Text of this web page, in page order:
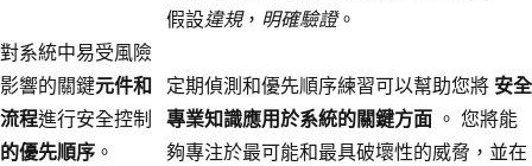
對系統中易受風險
影響的關鍵元件和
流程進行安全控制
的優先順序 。
假設違規， 明確驗證。
定期偵測和優先順序練習可以幫助您將 安全
專業知識應用於系統的關鍵方面 。 您將能
夠專注於最可能和最具破壞性的威脅，並在